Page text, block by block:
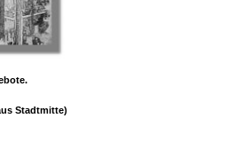
Stadtmitte)